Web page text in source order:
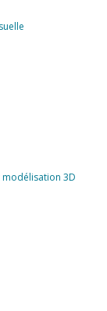
modélisation 3D